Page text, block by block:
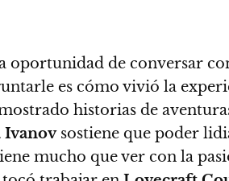
oportunidad de conversar
es cómo vivió la
historias de
Ivanovsostiene que poder
mucho que ver con la